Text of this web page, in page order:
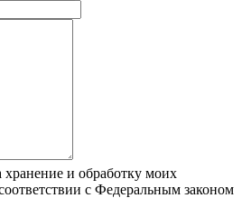
и обработку моих
с Федеральным законом